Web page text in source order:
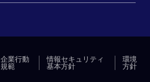
企業行動
規範
情報セキュリティ
基本方針
環境
方針